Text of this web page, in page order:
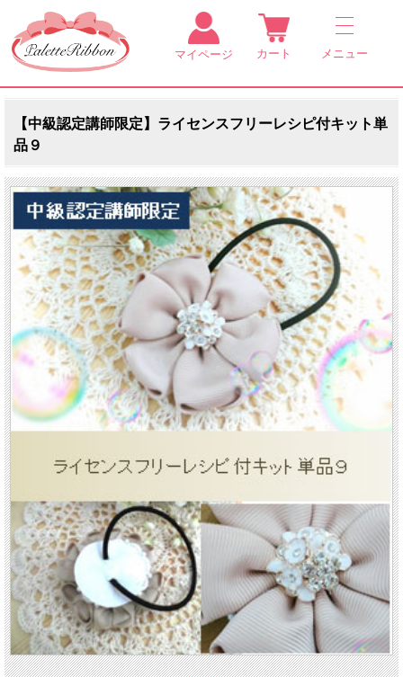
マイページ カート メニュー
【中級認定講師限定】ライセンスフリーレシピ付キット単
品９